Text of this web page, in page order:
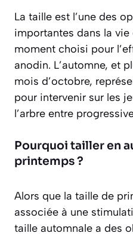
La taille est l’une des
importantes dans la vie
moment choisi pour
anodin. L’automne, et
mois d’octobre,
pour intervenir sur les
l’arbre entre
Pourquoi tailler en
printemps ?
Alors que la taille de
associée à une
taille automnale a des